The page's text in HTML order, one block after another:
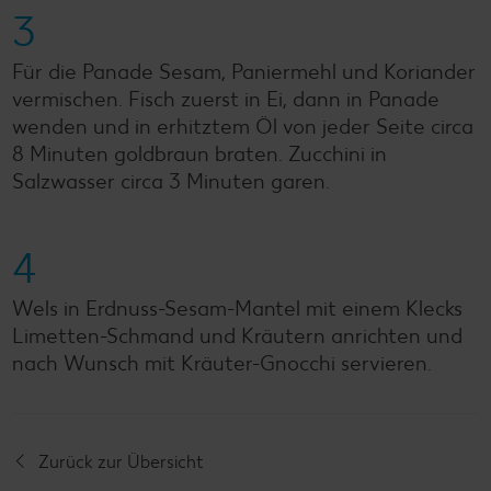
3
Für die Panade Sesam, Paniermehl und Koriander
vermischen. Fisch zuerst in Ei, dann in Panade
wenden und in erhitztem Öl von jeder Seite circa
8 Minuten goldbraun braten. Zucchini in
Salzwasser circa 3 Minuten garen.
4
Wels in Erdnuss-Sesam-Mantel mit einem Klecks
Limetten-Schmand und Kräutern anrichten und
nach Wunsch mit Kräuter-Gnocchi servieren.
Zurück zur Übersicht